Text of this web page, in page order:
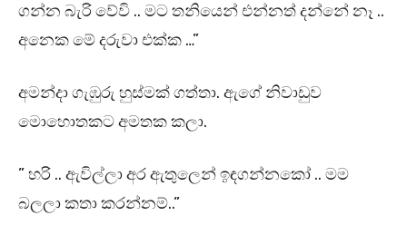
ගන්න බැරි වේවි .. මට තනියෙන් එන්නත් දන්නේ නෑ ..
අනෙක මේ දරුවා එක්ක …”
අමන්දා ගැඹුරු හුස්මක් ගත්තා. ඇගේ නිවාඩුව
මොහොතකට අමතක කලා.
” හරි .. ඇවිල්ලා අර ඇතුලෙන් ඉඳගන්නකෝ .. මම
බලලා කතා කරන්නම්..”